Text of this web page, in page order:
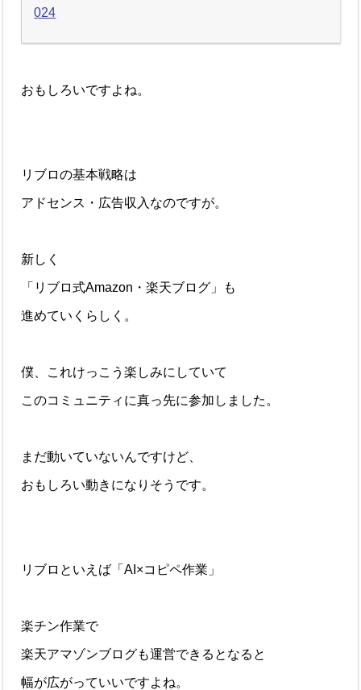
024
おもしろいですよね。
リブロの基本戦略は
アドセンス・広告収入なのですが。
新しく
「リブロ式Amazon・楽天ブログ」も
進めていくらしく。
僕、これけっこう楽しみにしていて
このコミュニティに真っ先に参加しました。
まだ動いていないんですけど、
おもしろい動きになりそうです。
リブロといえば「AI×コピペ作業」
楽チン作業で
楽天アマゾンブログも運営できるとなると
幅が広がっていいですよね。